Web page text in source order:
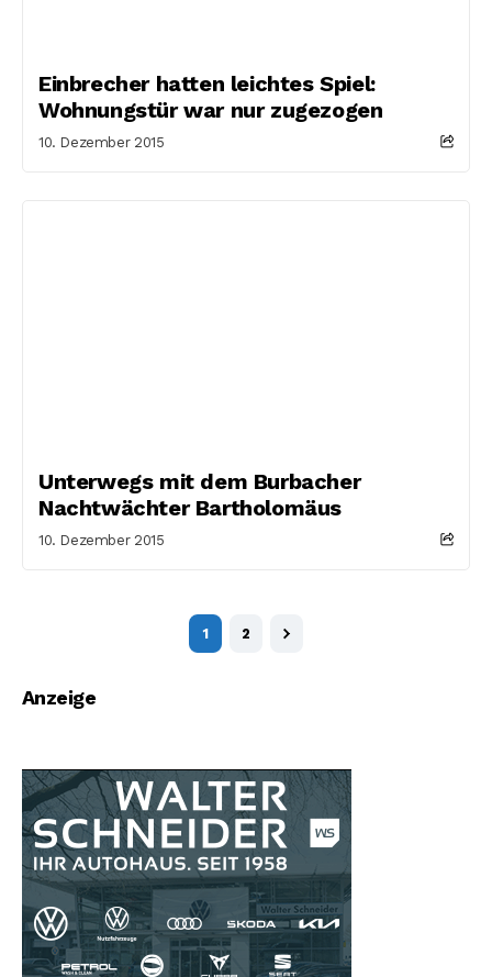
Einbrecher hatten leichtes Spiel:
Wohnungstür war nur zugezogen
10. Dezember 2015
Unterwegs mit dem Burbacher
Nachtwächter Bartholomäus
10. Dezember 2015
1 2
Anzeige